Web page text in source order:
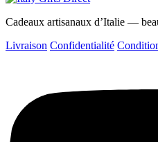
Cadeaux artisanaux d’Italie —
Livraison Confidentialité